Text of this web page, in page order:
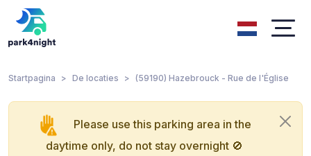
Startpagina De locaties (59190) Hazebrouck - Rue de l'Église
Please use this parking area in the
daytime only, do not stay overnight 🚫